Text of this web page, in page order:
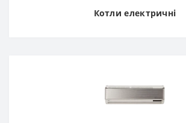
Котли електричні